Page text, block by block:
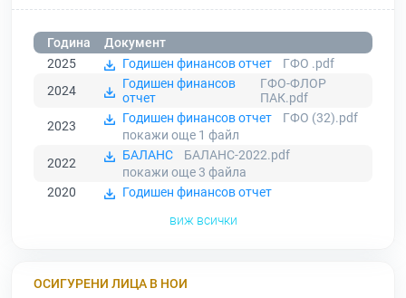
Година
Документ
2025
Годишен финансов отчет
ГФО .pdf
2024
Годишен финансов
отчет
ГФО-ФЛОР
ПАК.pdf
2023
Годишен финансов отчет
ГФО (32).pdf
покажи още 1 файл
2022
БАЛАНС
БАЛАНС-2022.pdf
покажи още 3 файла
2020
Годишен финансов отчет
виж всички
ОСИГУРЕНИ ЛИЦА В НОИ